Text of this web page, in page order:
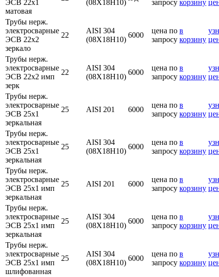
ЭСВ 22х1
матовая
(08Х18Н10)
запросу корзину
Трубы нерж.
электросварные
ЭСВ 22х2
зеркало
22
AISI 304
(08Х18Н10)
6000
цена по
запросу
в
корзину
Трубы нерж.
электросварные
ЭСВ 22х2 имп
зерк
22
AISI 304
(08Х18Н10)
6000
цена по
запросу
в
корзину
Трубы нерж.
электросварные
ЭСВ 25х1
зеркальная
25 AISI 201 6000
цена по
запросу
в
корзину
Трубы нерж.
электросварные
ЭСВ 25х1
зеркальная
25
AISI 304
(08Х18Н10)
6000
цена по
запросу
в
корзину
Трубы нерж.
электросварные
ЭСВ 25х1 имп
зеркальная
25 AISI 201 6000
цена по
запросу
в
корзину
Трубы нерж.
электросварные
ЭСВ 25х1 имп
зеркальная
25
AISI 304
(08Х18Н10)
6000
цена по
запросу
в
корзину
Трубы нерж.
электросварные
ЭСВ 25х1 имп
шлифованная
25
AISI 304
(08Х18Н10)
6000
цена по
запросу
в
корзину